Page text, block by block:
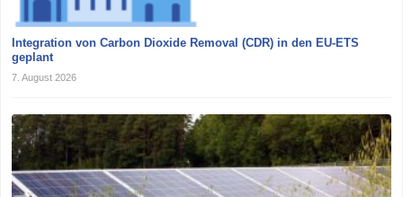
Integration von Carbon Dioxide Removal (CDR) in den EU-ETS
geplant
7. August 2026